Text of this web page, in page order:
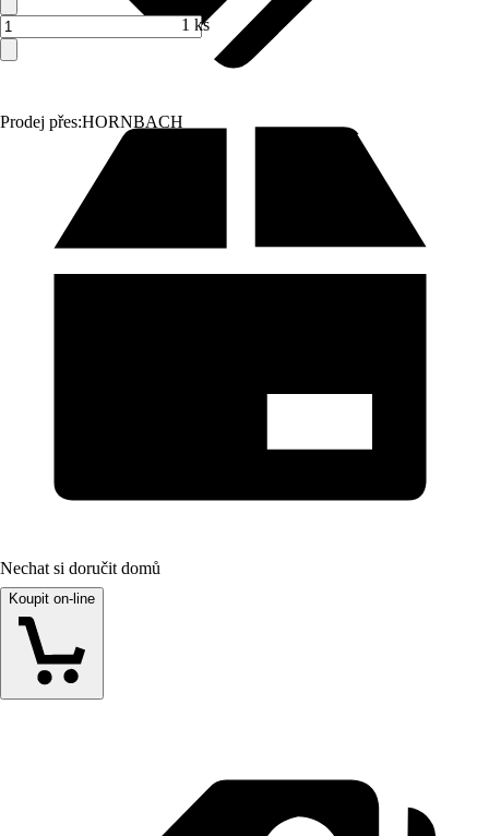
Prodej přes:HORNBACH
1 ks
Nechat si doručit domů
Koupit on-line